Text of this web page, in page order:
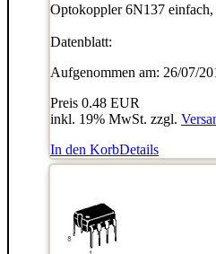
Optokoppler 6N137
Datenblatt:
Aufgenommen am: 26/07/
Preis 0.48 EUR
inkl. 19% MwSt. zzgl.
In den KorbDetails